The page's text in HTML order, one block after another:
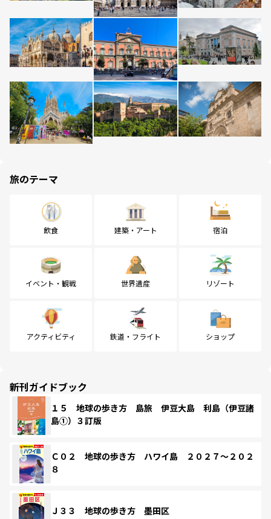
旅のテーマ
飲食 建築・アート 宿泊
イベント・観戦 世界遺産 リゾート
アクティビティ 鉄道・フライト ショップ
新刊ガイドブック
１５ 地球の歩き方 島旅 伊豆大島 利島（伊豆諸
島①）３訂版
Ｃ０２ 地球の歩き方 ハワイ島 ２０２７～２０２
８
Ｊ３３ 地球の歩き方 墨田区